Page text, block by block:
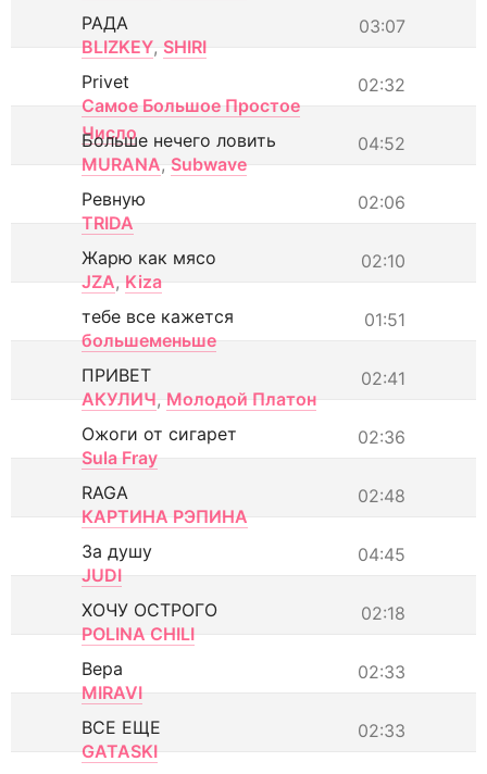
03:07
РАДА
BLIZKEY, SHIRI
02:32
Privet
Самое Большое Простое
Число
04:52
Больше нечего ловить
MURANA, Subwave
02:06
Ревную
TRIDA
02:10
Жарю как мясо
JZA, Kiza
01:51
тебе все кажется
большеменьше
02:41
ПРИВЕТ
АКУЛИЧ, Молодой Платон
02:36
Ожоги от сигарет
Sula Fray
02:48
RAGA
КАРТИНА РЭПИНА
04:45
За душу
JUDI
02:18
ХОЧУ ОСТРОГО
POLINA CHILI
02:33
Вера
MIRAVI
02:33
ВСЕ ЕЩЕ
GATASKI